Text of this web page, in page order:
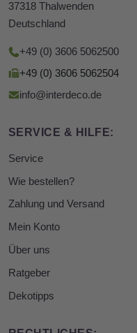
37318 Thalwenden
Deutschland
+49 (0) 3606 5062500
+49 (0) 3606 5062504
info@interdeco.de
SERVICE & HILFE:
Service
Wie bestellen?
Zahlung und Versand
Mein Konto
Über uns
Ratgeber
Dekotipps